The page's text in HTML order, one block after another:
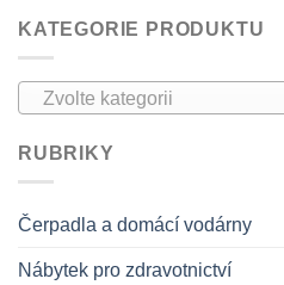
KATEGORIE PRODUKTU
Zvolte kategorii
RUBRIKY
Čerpadla a domácí vodárny
Nábytek pro zdravotnictví